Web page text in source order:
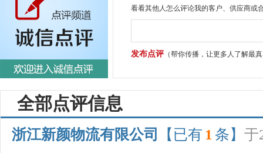
看看其他人怎么评论我的客户、供应商或
发布点评（帮你传播，让更多人了解最
全部点评信息
浙江新颜物流有限公司 【已有 1 条】 于